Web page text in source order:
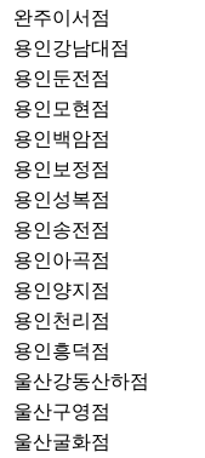
완주이서점
용인강남대점
용인둔전점
용인모현점
용인백암점
용인보정점
용인성복점
용인송전점
용인아곡점
용인양지점
용인천리점
용인흥덕점
울산강동산하점
울산구영점
울산굴화점